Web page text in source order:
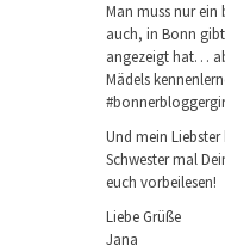
Man muss nur ein
auch, in Bonn
angezeigt hat…
Mädels
Und mein
Schwester mal
euch vorbeilesen!
Liebe Grüße
Jana